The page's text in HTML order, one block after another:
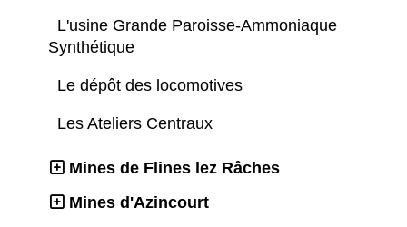
L'usine Grande Paroisse-Ammoniaque
Synthétique
Le dépôt des locomotives
Les Ateliers Centraux
Mines de Flines lez Râches
Mines d'Azincourt